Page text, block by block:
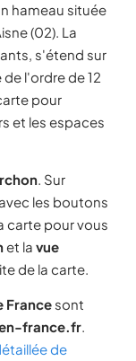
hameau située
(02). La
s'étend sur
l'ordre de 12
pour
et les espaces
. Sur
les boutons
carte pour vous
et la vue
de la carte.
France sont
france.fr.
de